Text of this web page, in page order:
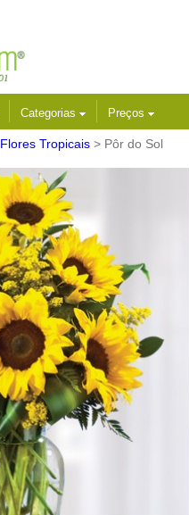
Categorias Preços
Flores Tropicais > Pôr do Sol